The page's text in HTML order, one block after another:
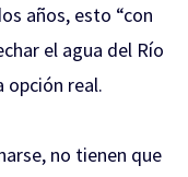
años, esto “con
el agua del Río
opción real.
no tienen que